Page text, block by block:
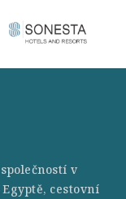
v
cestovní